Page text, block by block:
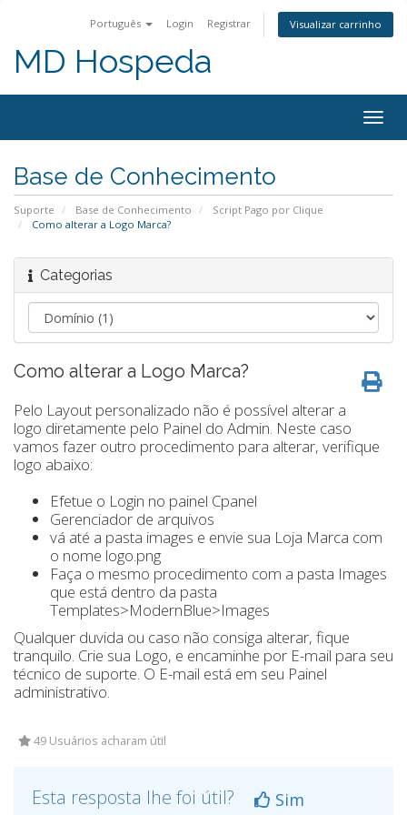
Português Login Registrar Visualizar carrinho
MD Hospeda
Base de Conhecimento
Suporte Base de Conhecimento
Script Pago por Clique
Como alterar a Logo Marca?
Categorias
Como alterar a Logo Marca?
Pelo Layout personalizado não é possível alterar a
logo diretamente pelo Painel do Admin. Neste caso
vamos fazer outro procedimento para alterar, verifique
logo abaixo:
Efetue o Login no painel Cpanel
Gerenciador de arquivos
vá até a pasta images e envie sua Loja Marca com
o nome logo.png
Faça o mesmo procedimento com a pasta Images
que está dentro da pasta
Templates>ModernBlue>Images
Qualquer duvida ou caso não consiga alterar, fique
tranquilo. Crie sua Logo, e encaminhe por E-mail para seu
técnico de suporte. O E-mail está em seu Painel
administrativo.
49 Usuários acharam útil
Esta resposta lhe foi útil? Sim